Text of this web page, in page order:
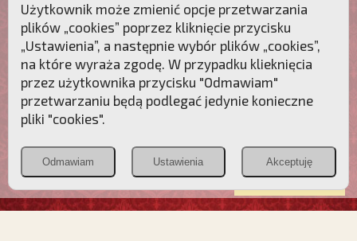
Przebudźmy sumienia Polaków!
Polonia
Christiana
PCh24.pl
Przymierze
POZNAJ APOSTOLAT FATIMY WESPRZYJ
NAS
Użytkownik może zmienić opcje przetwarzania
plików „cookies” poprzez kliknięcie przycisku
„Ustawienia”, a następnie wybór plików „cookies”,
na które wyraża zgodę. W przypadku klieknięcia
przez użytkownika przycisku "Odmawiam"
przetwarzaniu będą podlegać jedynie konieczne
pliki "cookies".
Odmawiam Ustawienia Akceptuję